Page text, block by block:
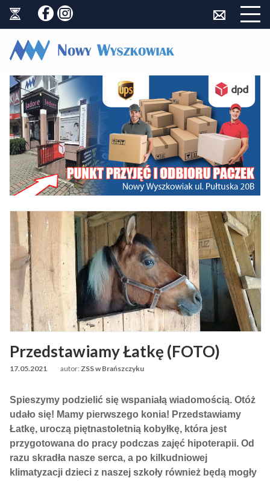
Przedstawiamy Łatkę (FOTO)
17.05.2021 autor: ZSS w Brańszczyku
Spieszymy podzielić się wspaniałą wiadomością. Otóż
udało się! Mamy pierwszego konia! Przedstawiamy
Łatkę, uroczą piętnastoletnią kobyłkę, która jest
przygotowana do pracy podczas zajęć hipoterapii. Od
razu skradła nasze serca, a po kilkudniowej
klimatyzacji dzieci z naszej szkoły również będą mogły